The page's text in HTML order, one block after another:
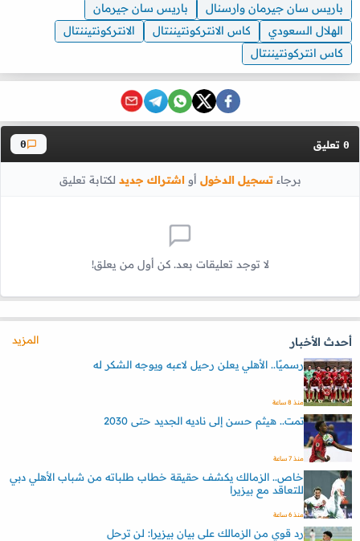
باريس سان جيرمان وارسنال
باريس سان جيرمان
الهلال السعودي
كاس الانتركونتيننتال
الانتركونتيننتال
كاس انتركونتيننتال
0 تعليق 0
برجاءتسجيل الدخول أواشتراك جديد لكتابة تعليق
لا توجد تعليقات بعد. كن أول من يعلق!
أحدث الأخبار
المزيد
رسميًا.. الأهلي يعلن رحيل لاعبه ويوجه الشكر له
منذ 8 ساعة
تمت.. هيثم حسن إلى ناديه الجديد حتى 2030
منذ 7 ساعة
خاص.. الزمالك يكشف حقيقة خطاب طلباته من شباب الأهلي دبي
للتعاقد مع بيزيرا
منذ 6 ساعة
رد قوي من الزمالك على بيان بيزيرا: لن ترحل